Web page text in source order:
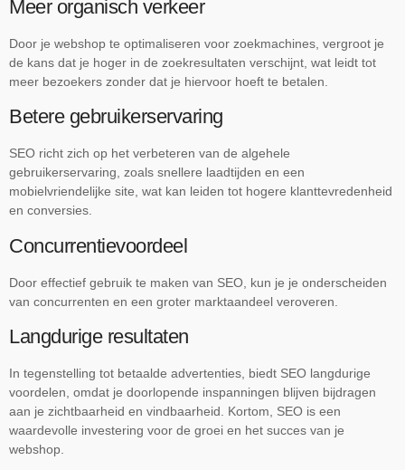
Meer organisch verkeer
Door je webshop te optimaliseren voor zoekmachines, vergroot je
de kans dat je hoger in de zoekresultaten verschijnt, wat leidt tot
meer bezoekers zonder dat je hiervoor hoeft te betalen.
Betere gebruikerservaring
SEO richt zich op het verbeteren van de algehele
gebruikerservaring, zoals snellere laadtijden en een
mobielvriendelijke site, wat kan leiden tot hogere klanttevredenheid
en conversies.
Concurrentievoordeel
Door effectief gebruik te maken van SEO, kun je je onderscheiden
van concurrenten en een groter marktaandeel veroveren.
Langdurige resultaten
In tegenstelling tot betaalde advertenties, biedt SEO langdurige
voordelen, omdat je doorlopende inspanningen blijven bijdragen
aan je zichtbaarheid en vindbaarheid. Kortom, SEO is een
waardevolle investering voor de groei en het succes van je
webshop.